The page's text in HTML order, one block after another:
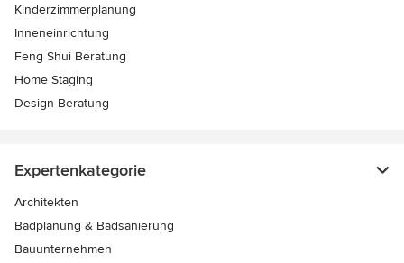
Kinderzimmerplanung
Inneneinrichtung
Feng Shui Beratung
Home Staging
Design-Beratung
Expertenkategorie
Architekten
Badplanung & Badsanierung
Bauunternehmen